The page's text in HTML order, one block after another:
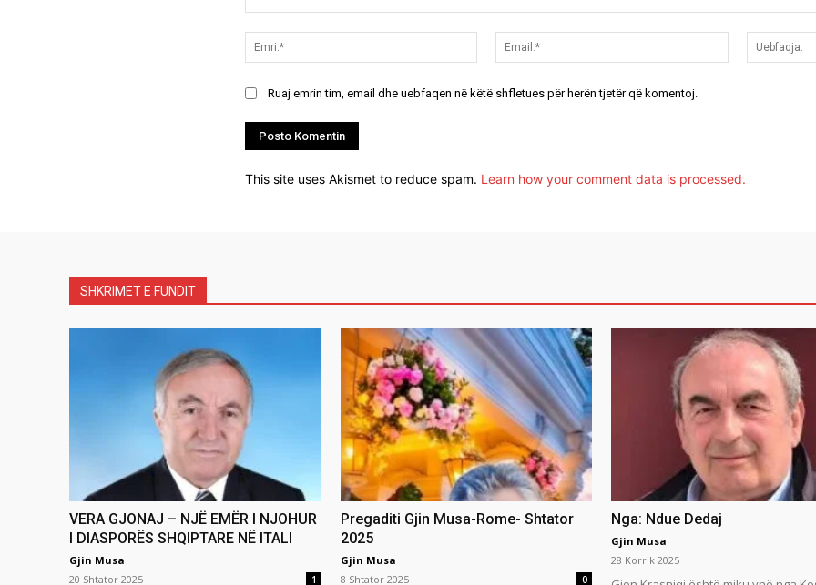
Emri:*
Email:*
Ruaj emrin tim, email dhe uebfaqen në këtë shfletues për herën tjetër që komentoj.
This site uses Akismet to reduce spam. Learn how your comment data is processed.
SHKRIMET E FUNDIT
VERA GJONAJ – NJË EMËR I NJOHUR
I DIASPORËS SHQIPTARE NË ITALI
Gjin Musa
20 Shtator 2025
1
Pregaditi Gjin Musa-Rome- Shtator
2025
Gjin Musa
8 Shtator 2025
0
Nga: Ndue Dedaj
Gjin Musa
28 Korrik 2025